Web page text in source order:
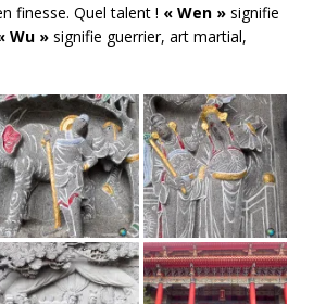
finesse. Quel talent ! « Wen » signifie
Wu » signifie guerrier, art martial,